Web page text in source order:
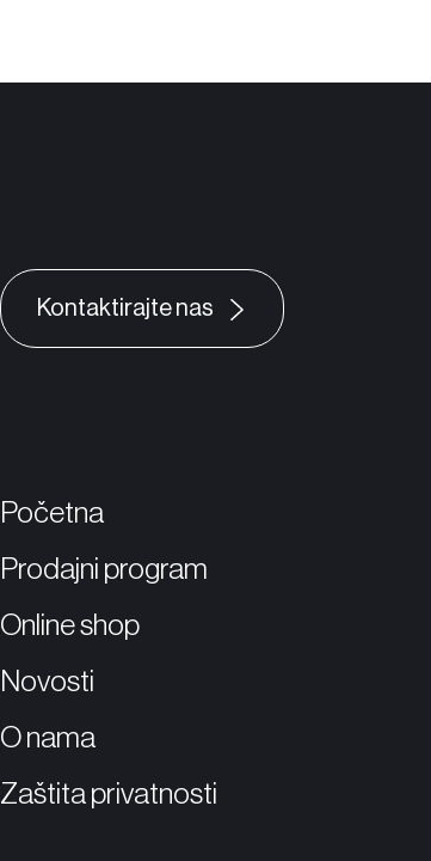
Komitska 106a,
Kontaktirajte nas
Početna
Prodajni program
Online shop
Novosti
O nama
Zaštita privatnosti